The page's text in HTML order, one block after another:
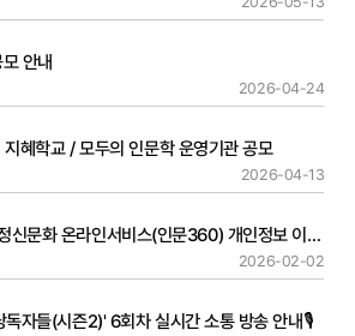
안내
2026-04-24
혜학교 / 모두의 인문학 운영기관 공모
2026-04-13
사업 이관에 따른 인문정신문화 온라인서비스(인문360) 개인정보 이전 안내
2026-02-02
자들(시즌2)' 6회차 실시간 소통 방송 안내🎙️